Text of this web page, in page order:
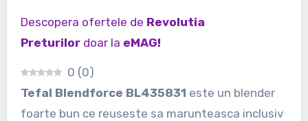
Descopera ofertele de Revolutia
Preturilor doar la eMAG!
0 (0)
Tefal Blendforce BL435831 este un blender
foarte bun ce reuseste sa marunteasca inclusiv